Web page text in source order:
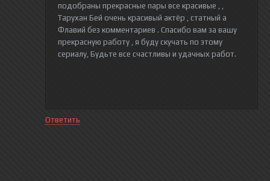
подобраны прекрасные пары все красивые , ,
Тарухан Бей очень красивый актёр , статный а
Флавий без комментариев . Спасибо вам за вашу
прекрасную работу , я буду скучать по этому
сериалу, Будьте все счастливы и удачных работ.
Ответить